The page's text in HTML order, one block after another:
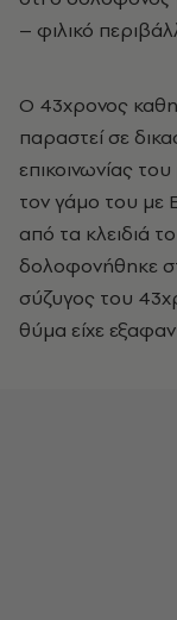
– φιλικό
Ο 43χρονος
παραστεί σε
επικοινωνίας
τον γάμο του με
από τα κλειδιά
δολοφονήθηκε
σύζυγος του
θύμα είχε